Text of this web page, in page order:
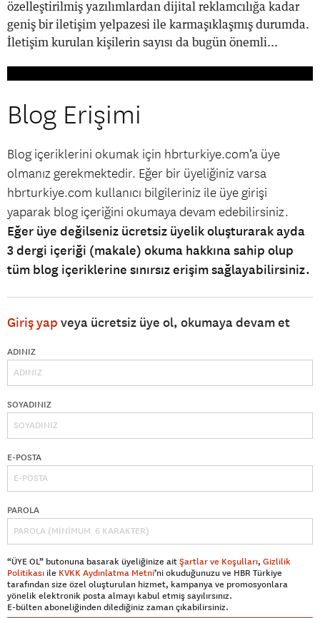
özelleştirilmiş yazılımlardan dijital reklamcılığa kadar
geniş bir iletişim yelpazesi ile karmaşıklaşmış durumda.
İletişim kurulan kişilerin sayısı da bugün önemli...
Blog Erişimi
Blog içeriklerini okumak için hbrturkiye.com’a üye
olmanız gerekmektedir. Eğer bir üyeliğiniz varsa
hbrturkiye.com kullanıcı bilgileriniz ile üye girişi
yaparak blog içeriğini okumaya devam edebilirsiniz.
Eğer üye değilseniz ücretsiz üyelik oluşturarak ayda
3 dergi içeriği (makale) okuma hakkına sahip olup
tüm blog içeriklerine sınırsız erişim sağlayabilirsiniz.
Giriş yap veya ücretsiz üye ol, okumaya devam et
ADINIZ
SOYADINIZ
E-POSTA
PAROLA
“ÜYE OL” butonuna basarak üyeliğinize aitŞartlar ve Koşulları, Gizlilik
Politikası ile KVKK Aydınlatma Metni’ni okuduğunuzu ve HBR Türkiye
tarafından size özel oluşturulan hizmet, kampanya ve promosyonlara
yönelik elektronik posta almayı kabul etmiş sayılırsınız.
E-bülten aboneliğinden dilediğiniz zaman çıkabilirsiniz.